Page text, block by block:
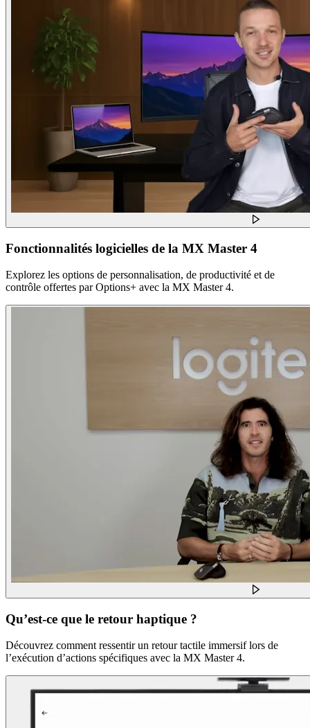
Fonctionnalités logicielles de la MX Master 4
Explorez les options de personnalisation, de productivité et de
contrôle offertes par Options+ avec la MX Master 4.
Qu’est-ce que le retour haptique ?
Découvrez comment ressentir un retour tactile immersif lors de
l’exécution d’actions spécifiques avec la MX Master 4.